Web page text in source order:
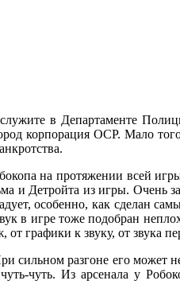
в Департаменте
корпорация OCP. Мало
на протяжении всей
и Детройта из игры. Очень
особенно, как сделан
в игре тоже подобран
графики к звуку, от звука
разгоне его может
чуть. Из арсенала у